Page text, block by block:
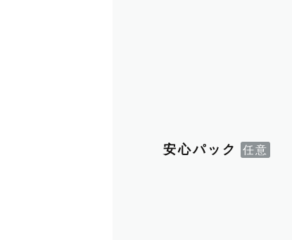
安心パック